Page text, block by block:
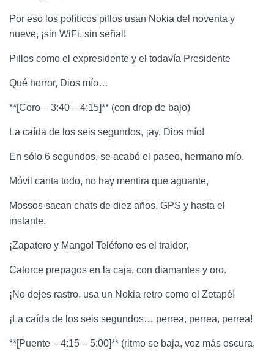
Por eso los políticos pillos usan Nokia del noventa y
nueve, ¡sin WiFi, sin señal!
Pillos como el expresidente y el todavía Presidente
Qué horror, Dios mío…
**[Coro – 3:40 – 4:15]** (con drop de bajo)
La caída de los seis segundos, ¡ay, Dios mío!
En sólo 6 segundos, se acabó el paseo, hermano mío.
Móvil canta todo, no hay mentira que aguante,
Mossos sacan chats de diez años, GPS y hasta el
instante.
¡Zapatero y Mango! Teléfono es el traidor,
Catorce prepagos en la caja, con diamantes y oro.
¡No dejes rastro, usa un Nokia retro como el Zetapé!
¡La caída de los seis segundos… perrea, perrea, perrea!
**[Puente – 4:15 – 5:00]** (ritmo se baja, voz más oscura,